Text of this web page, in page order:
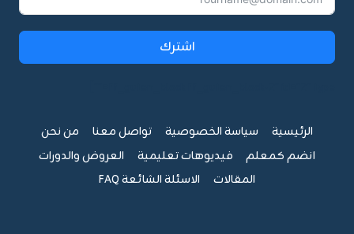
اشترك
الرئيسية سياسة الخصوصية تواصل معنا
من نحن
انضم كمعلم
فيديوهات تعليمية
العروض والدورات
المقالات
الاسئلة الشائعة FAQ